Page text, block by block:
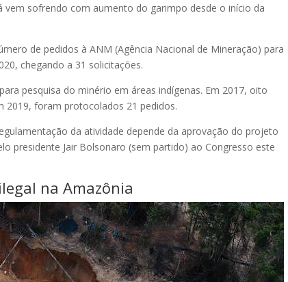
sofrendo com aumento do garimpo desde o início da
de pedidos à ANM (Agência Nacional de Mineração) para
chegando a 31 solicitações.
pesquisa do minério em áreas indígenas. Em 2017, oito
2019, foram protocolados 21 pedidos.
da atividade depende da aprovação do projeto
presidente Jair Bolsonaro (sem partido) ao Congresso este
na Amazônia